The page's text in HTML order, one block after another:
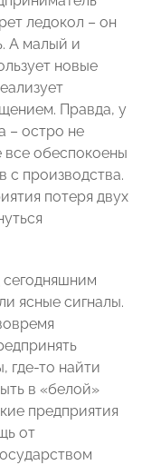
ледокол – он
А малый и
новые
Правда, у
– остро не
все обеспокоены
с производства.
потеря двух
ясные сигналы.
где-то найти
в «белой»
предприятия
от